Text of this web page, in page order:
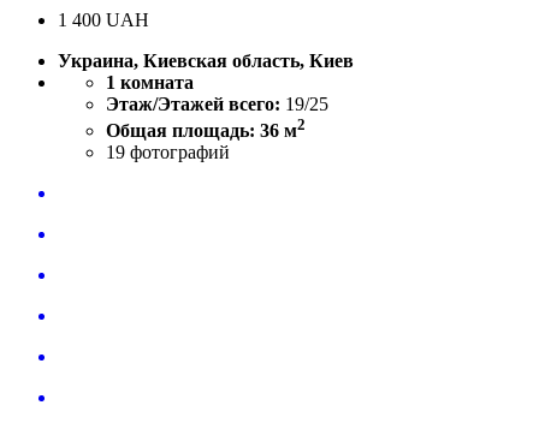
1 400 UAH
Украина, Киевская область, Киев
1 комната
Этаж/Этажей всего: 19/25
Общая площадь: 36 м2
19 фотографий